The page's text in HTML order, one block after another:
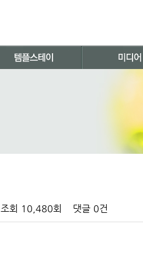
조회 10,480회 댓글 0건